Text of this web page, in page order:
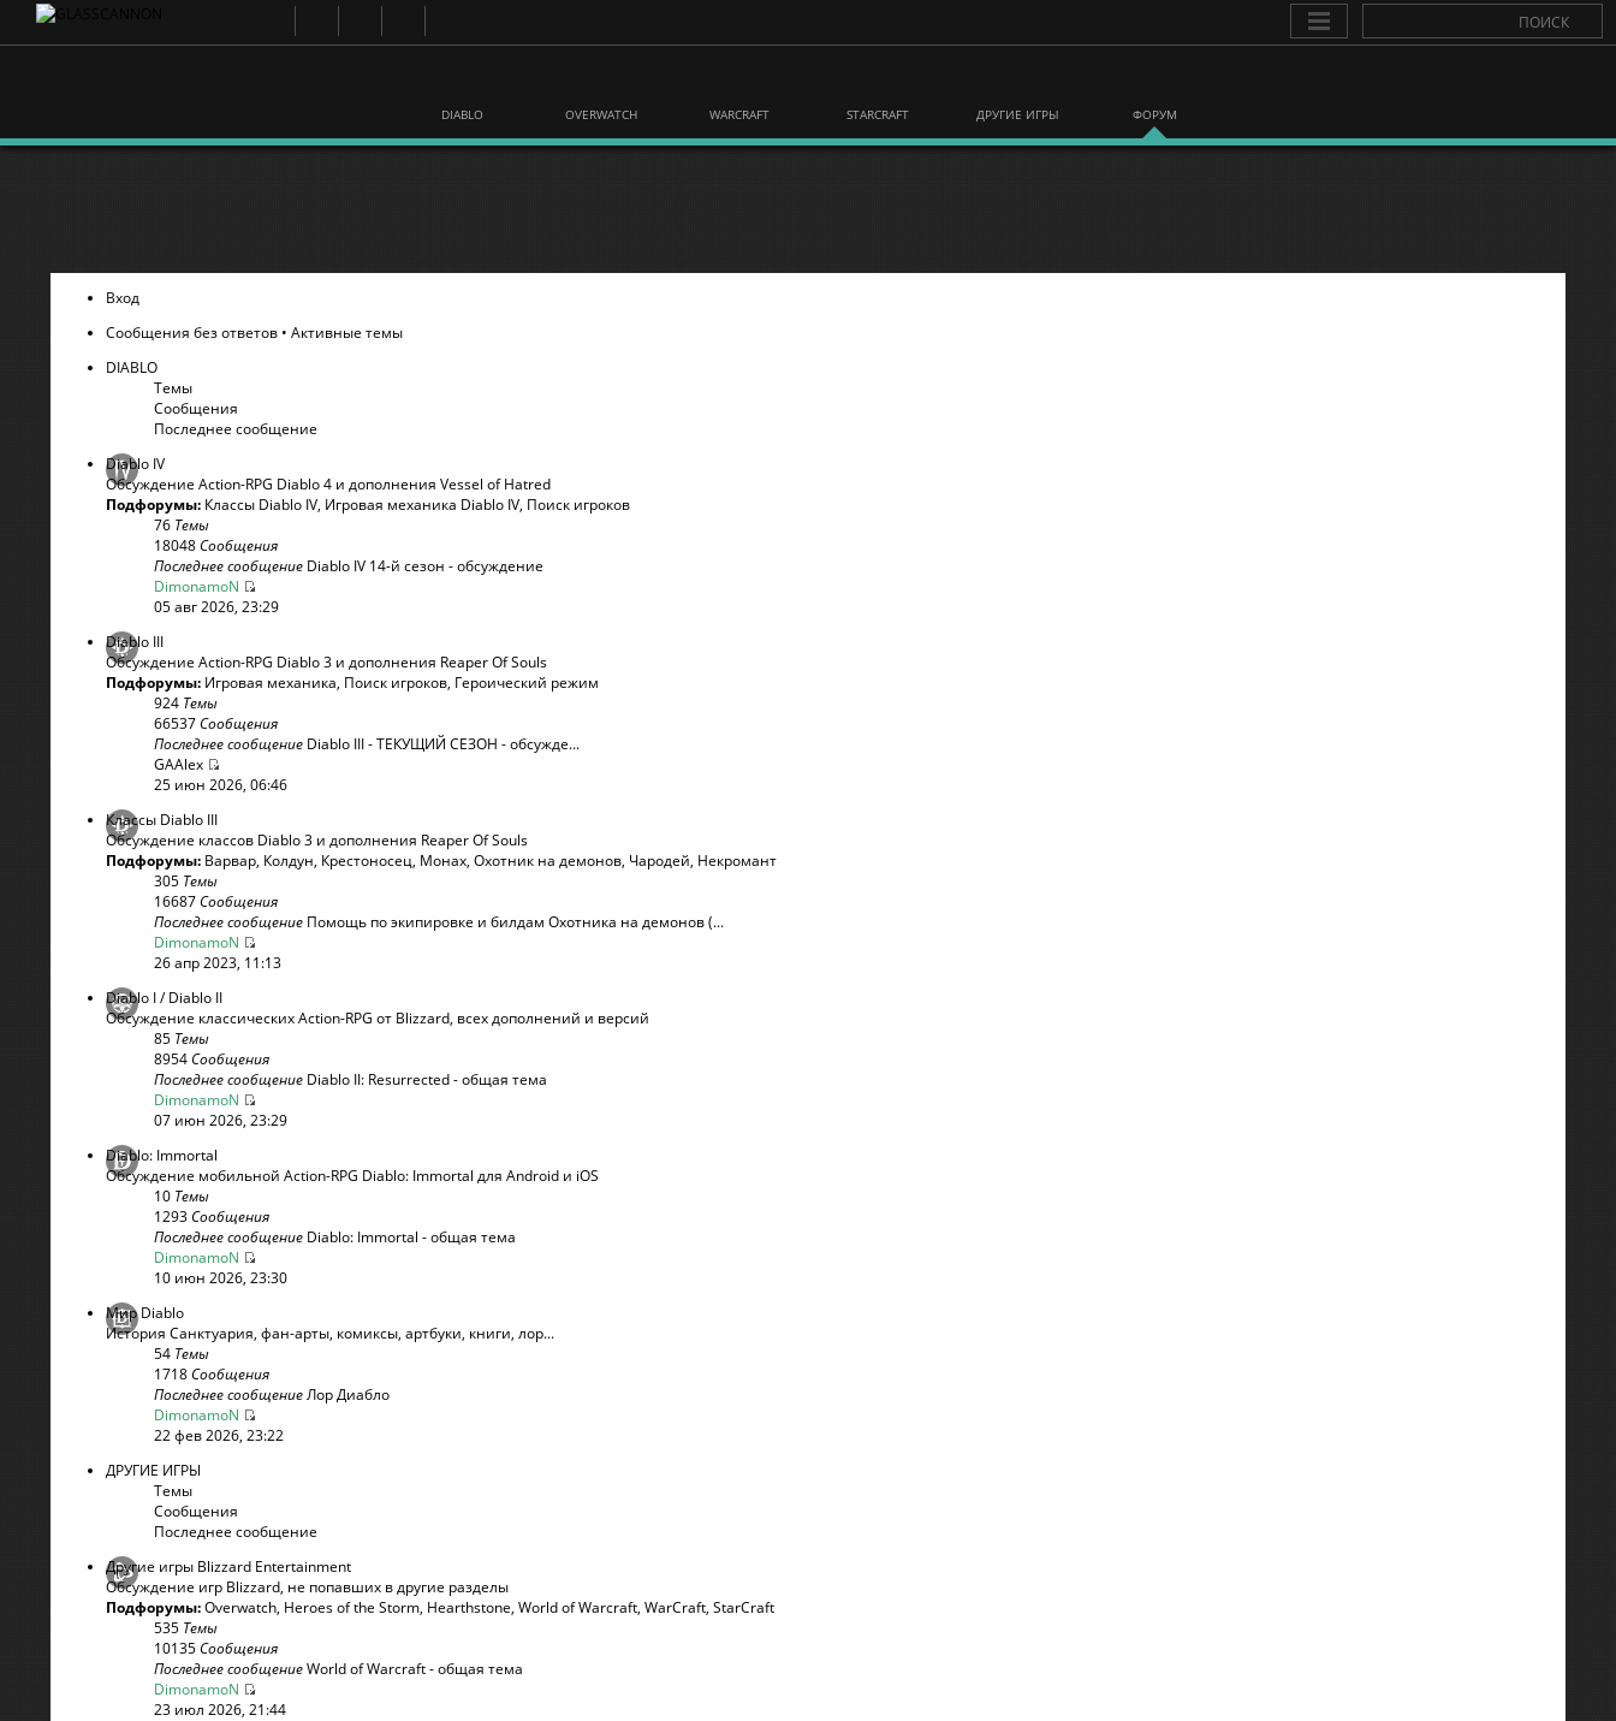
DIABLO OVERWATCH WARCRAFT STARCRAFT ДРУГИЕ ИГРЫ ФОРУМ
Вход
Сообщения без ответов • Активные темы
DIABLO
Темы
Сообщения
Последнее сообщение
Diablo IV
Обсуждение Action-RPG Diablo 4 и дополнения Vessel of Hatred
Подфорумы: Классы Diablo IV, Игровая механика Diablo IV, Поиск игроков
76 Темы
18048Сообщения
Последнее сообщение Diablo IV 14-й сезон - обсуждение
DimonamoN
05 авг 2026, 23:29
Diablo III
Обсуждение Action-RPG Diablo 3 и дополнения Reaper Of Souls
Подфорумы: Игровая механика, Поиск игроков, Героический режим
924 Темы
66537Сообщения
Последнее сообщение Diablo III - ТЕКУЩИЙ СЕЗОН - обсужде...
GAAlex
25 июн 2026, 06:46
Классы Diablo III
Обсуждение классов Diablo 3 и дополнения Reaper Of Souls
Подфорумы: Варвар, Колдун, Крестоносец, Монах, Охотник на демонов, Чародей, Некромант
305 Темы
16687Сообщения
Последнее сообщение Помощь по экипировке и билдам Охотника на демонов (...
DimonamoN
26 апр 2023, 11:13
Diablo I / Diablo II
Обсуждение классических Action-RPG от Blizzard, всех дополнений и версий
85 Темы
8954Сообщения
Последнее сообщение Diablo II: Resurrected - общая тема
DimonamoN
07 июн 2026, 23:29
Diablo: Immortal
Обсуждение мобильной Action-RPG Diablo: Immortal для Android и iOS
10 Темы
1293Сообщения
Последнее сообщение Diablo: Immortal - общая тема
DimonamoN
10 июн 2026, 23:30
Мир Diablo
История Санктуария, фан-арты, комиксы, артбуки, книги, лор...
54 Темы
1718Сообщения
Последнее сообщениеЛор Диабло
DimonamoN
22 фев 2026, 23:22
ДРУГИЕ ИГРЫ
Темы
Сообщения
Последнее сообщение
Другие игры Blizzard Entertainment
Обсуждение игр Blizzard, не попавших в другие разделы
Подфорумы:Overwatch, Heroes of the Storm, Hearthstone, World of Warcraft, WarСraft, StarCraft
535 Темы
10135Сообщения
Последнее сообщениеWorld of Warcraft - общая тема
DimonamoN
23 июл 2026, 21:44